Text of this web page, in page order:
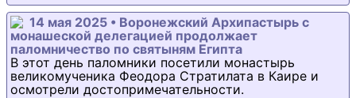
14 мая 2025 • Воронежский Архипастырь с
монашеской делегацией продолжает
паломничество по святыням Египта
В этот день паломники посетили монастырь
великомученика Феодора Стратилата в Каире и
осмотрели достопримечательности.